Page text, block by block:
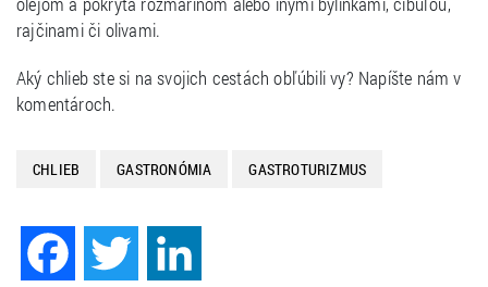
rajčinami či olivami.
Aký chlieb ste si na svojich cestách obľúbili vy? Napíšte nám v
komentároch.
CHLIEB GASTRONÓMIA GASTROTURIZMUS
Facebook Twitter